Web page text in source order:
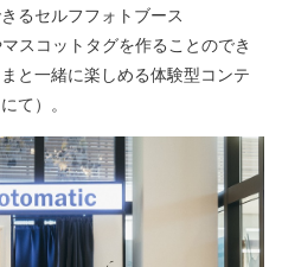
るセルフフォトブース
スコットタグを作ることのでき
と一緒に楽しめる体験型コンテ
て）。